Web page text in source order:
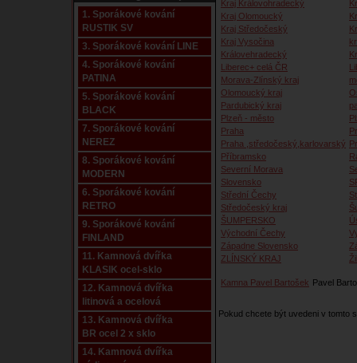
1. Sporákové kování
RUSTIK SV
3. Sporákové kování LINE
4. Sporákové kování
PATINA
5. Sporákové kování
BLACK
7. Sporákové kování
NEREZ
8. Sporákové kování
MODERN
6. Sporákové kování
RETRO
9. Sporákové kování
FINLAND
11. Kamnová dvířka
KLASIK ocel-sklo
12. Kamnová dvířka
litinová a ocelová
13. Kamnová dvířka
BR ocel 2 x sklo
14. Kamnová dvířka
Kraj Královohradecký
Kraj Olomoucký
Kraj Středočeský
Kraj Vysočina
Královehradecký
Liberec+ celá ČR
Morava-Zlínský kraj
Olomoucký kraj
Pardubický kraj
Plzeň - město
Praha
Praha ,středočeský,karlovarský
Příbramsko
Severní Morava
Slovensko
Střední Čechy
Středočeský kraj
ŠUMPERSKO
Východní Čechy
Západne Slovensko
ZLÍNSKÝ KRAJ
Kamna Pavel Bartošek Pavel
Pokud chcete být uvedeni v tomto